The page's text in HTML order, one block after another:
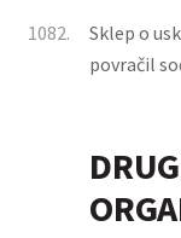
1082.
Sklep o
povračil